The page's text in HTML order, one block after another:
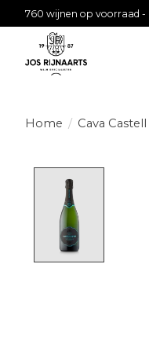
760 wijnen op voorraad -
Home / Cava